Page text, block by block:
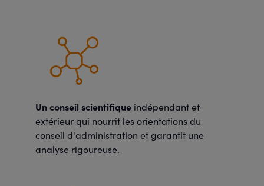
Un conseil scientifique indépendant et
extérieur qui nourrit les orientations du
conseil d'administration et garantit une
analyse rigoureuse.